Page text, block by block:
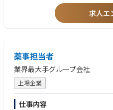
【推奨要件・資格】
・臨床開発の経験又は知識を有する
医薬品及び動物用医薬品の開発に情
求人エ
薬事担当者
業界最大手グループ会社
上場企業
仕事内容